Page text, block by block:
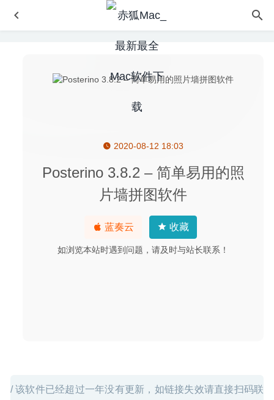
2020-08-12 18:03
Posterino 3.8.2 – 简单易用的照
片墙拼图软件
蓝奏云 收藏
如浏览本站时遇到问题，请及时与站长联系！
/ 该软件已经超过一年没有更新，如链接失效请直接扫码联
TechSmith Snagit 2020.1.2 for Mac- 强大的截图录像工具
A Better Finder Rename 11.13 for Mac- 功能强大的批量文
2020-03-12
Adobe Dimension 2021 3.4.4 中文版-三维3D建模工具
Adobe Premiere Pro 2026 26.0.0 中文版-专业的视频编辑